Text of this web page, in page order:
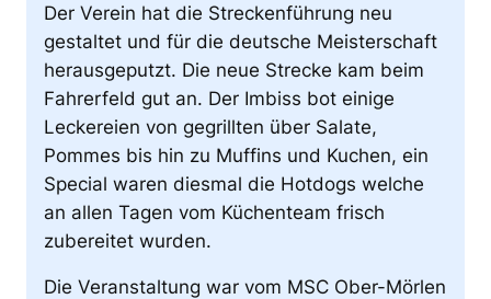
Der Verein hat die Streckenführung neu
gestaltet und für die deutsche Meisterschaft
herausgeputzt. Die neue Strecke kam beim
Fahrerfeld gut an. Der Imbiss bot einige
Leckereien von gegrillten über Salate,
Pommes bis hin zu Muffins und Kuchen, ein
Special waren diesmal die Hotdogs welche
an allen Tagen vom Küchenteam frisch
zubereitet wurden.
Die Veranstaltung war vom MSC Ober-Mörlen